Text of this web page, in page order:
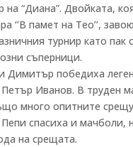
на “Диана”. Двойката,
‘’В памет на Тео’’,
турнир като пак
съперници.
Димитър победиха
Иванов. В труден
много опитните
спасиха и мачболи,
на срещата.